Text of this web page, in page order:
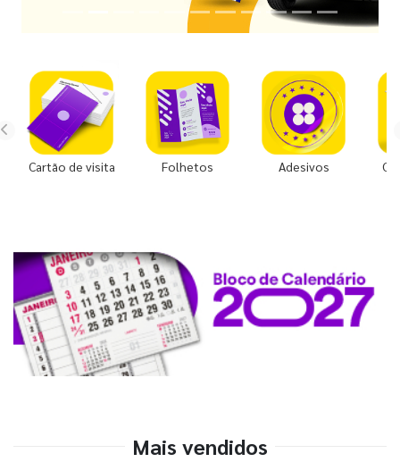
Cartão de visita Folhetos Adesivos
Mais vendidos